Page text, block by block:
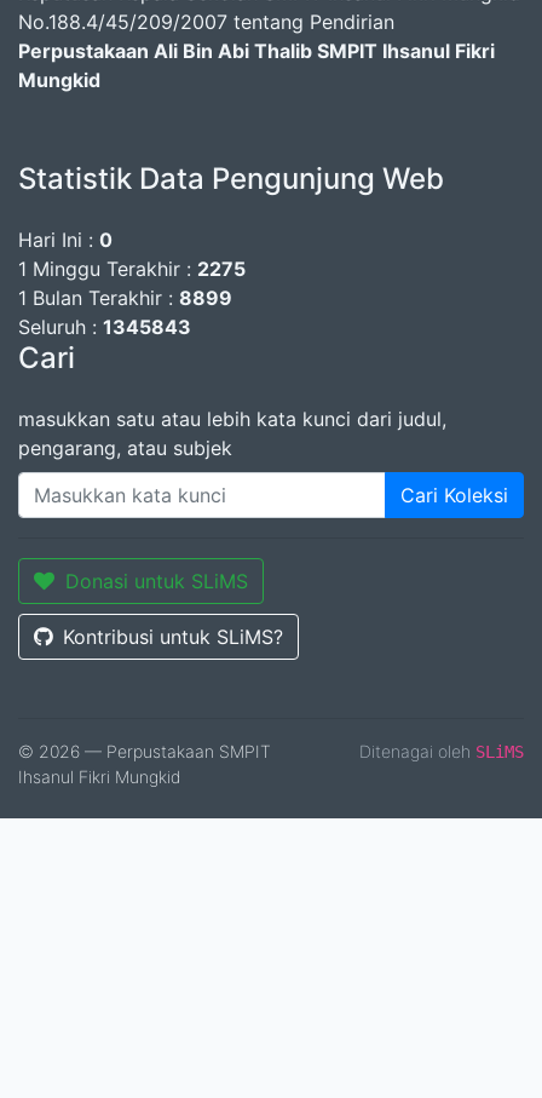
No.188.4/45/209/2007 tentang Pendirian
Perpustakaan Ali Bin Abi Thalib SMPIT Ihsanul Fikri
Mungkid
Statistik Data Pengunjung Web
Hari Ini : 0
1 Minggu Terakhir : 2275
1 Bulan Terakhir : 8899
Seluruh : 1345843
Cari
masukkan satu atau lebih kata kunci dari judul,
pengarang, atau subjek
Cari Koleksi
Donasi untuk SLiMS
Kontribusi untuk SLiMS?
© 2026 — Perpustakaan SMPIT
Ihsanul Fikri Mungkid
Ditenagai oleh SLiMS